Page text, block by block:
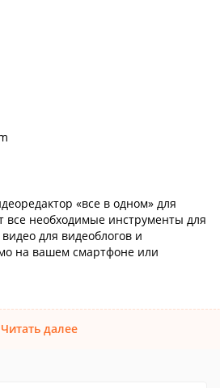
«все в одном» для
все необходимые инструменты для
для видеоблогов и
на вашем смартфоне или
Читать далее